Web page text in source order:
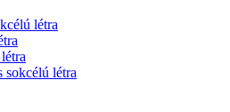
létra
sokcélú létra